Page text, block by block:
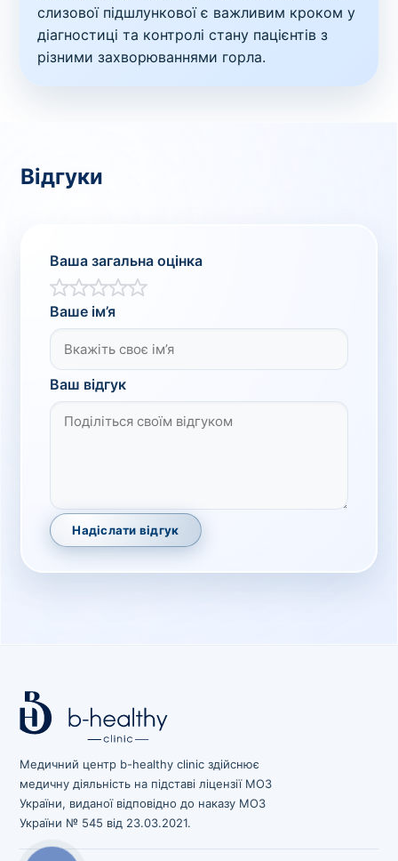
слизової підшлункової є важливим кроком у
діагностиці та контролі стану пацієнтів з
різними захворюваннями горла.
Відгуки
Ваша загальна оцінка
Ваше ім’я
Ваш відгук
Надіслати відгук
Медичний центр b-healthy clinic здійснює
медичну діяльність на підставі ліцензії МОЗ
України, виданої відповідно до наказу МОЗ
України № 545 від 23.03.2021.